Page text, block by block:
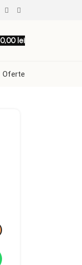
0,00 lei
Oferte